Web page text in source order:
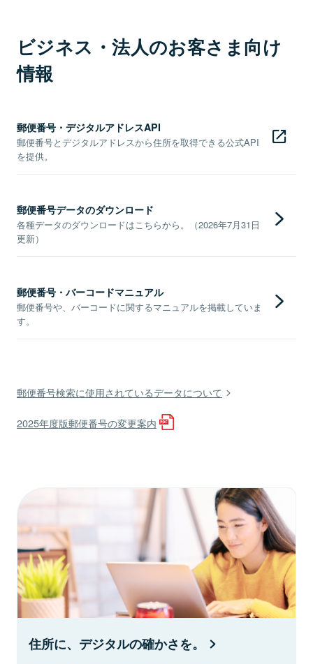
ビジネス・法人のお客さま向け
情報
郵便番号・デジタルアドレスAPI
郵便番号とデジタルアドレスから住所を取得できる公式API
を提供。
郵便番号データのダウンロード
各種データのダウンロードはこちらから。（2026年7月31日
更新）
郵便番号・バーコードマニュアル
郵便番号や、バーコードに関するマニュアルを掲載していま
す。
郵便番号検索に使用されているデータについて
2025年度版郵便番号の変更案内
住所に、デジタルの確かさを。